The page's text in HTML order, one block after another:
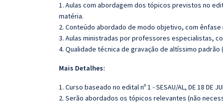
1. Aulas com abordagem dos tópicos previstos no
matéria.
2. Conteúdo abordado de modo objetivo, com
3. Aulas ministradas por professores especialistas,
4. Qualidade técnica de gravação de altíssimo padrão
Mais Detalhes:
1. Curso baseado no edital nº 1 - SESAU/AL, DE 18 DE
2. Serão abordados os tópicos relevantes (não